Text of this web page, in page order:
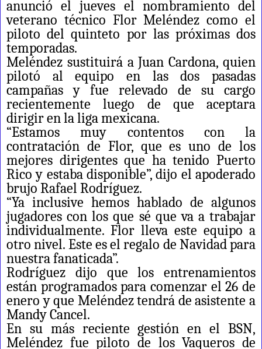
anunció el jueves el nombramiento del
veterano técnico Flor Meléndez como el
piloto del quinteto por las próximas dos
temporadas.
Meléndez sustituirá a Juan Cardona, quien
pilotó al equipo en las dos pasadas
campañas y fue relevado de su cargo
recientemente luego de que aceptara
dirigir en la liga mexicana.
“Estamos muy contentos con la
contratación de Flor, que es uno de los
mejores dirigentes que ha tenido Puerto
Rico y estaba disponible”, dijo el apoderado
brujo Rafael Rodríguez.
“Ya inclusive hemos hablado de algunos
jugadores con los que sé que va a trabajar
individualmente. Flor lleva este equipo a
otro nivel. Este es el regalo de Navidad para
nuestra fanaticada”.
Rodríguez dijo que los entrenamientos
están programados para comenzar el 26 de
enero y que Meléndez tendrá de asistente a
Mandy Cancel.
En su más reciente gestión en el BSN,
Meléndez fue piloto de los Vaqueros de